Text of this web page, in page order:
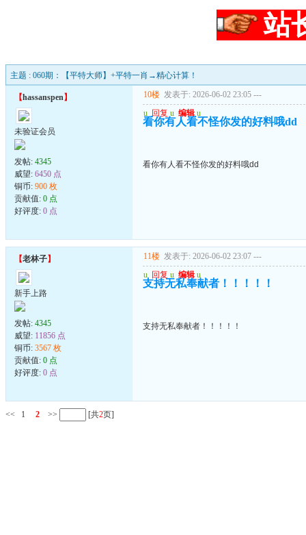
站
主题 : 060期：【平特大师】+平特一肖→精心计算！
【hassanspen】
未验证会员
发帖: 4345
威望: 6450 点
铜币: 900 枚
贡献值: 0 点
好评度: 0 点
10楼 发表于: 2026-06-02 23:05 ---
u 回复 u 编辑 u
看你有人看不怪你发的好料哦dd
看你有人看不怪你发的好料哦dd
【老林子】
新手上路
发帖: 4345
威望: 11856 点
铜币: 3567 枚
贡献值: 0 点
好评度: 0 点
11楼 发表于: 2026-06-02 23:07 ---
u 回复 u 编辑 u
支持无私奉献者！！！！！
支持无私奉献者！！！！！
<< 1 2 >> [共2页]